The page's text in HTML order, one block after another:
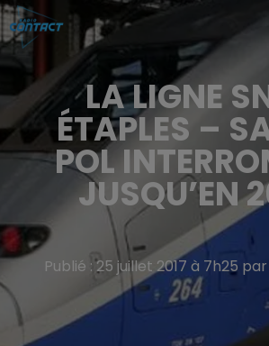
LA LIGNE
ÉTAPLES –
POL
JUSQU’EN
Publié : 25 juillet 2017 à 7h25